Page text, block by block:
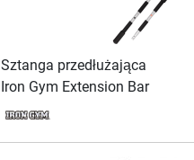
Sztanga przedłużająca
Iron Gym Extension Bar